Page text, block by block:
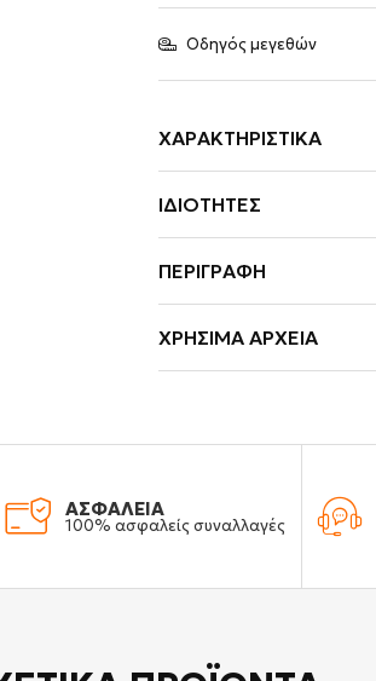
Οδηγός μεγεθών
ΧΑΡΑΚΤΗΡΙΣΤΙΚΆ
ΙΔΙΌΤΗΤΕΣ
ΠΕΡΙΓΡΑΦΉ
ΧΡΉΣΙΜΑ ΑΡΧΕΊΑ
ΑΣΦΑΛΕΙΑ
100% ασφαλείς συναλλαγές